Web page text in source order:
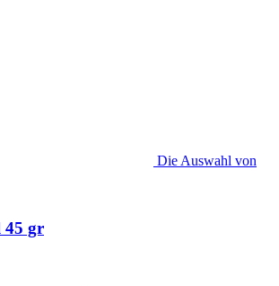
Die Auswahl von
45 gr